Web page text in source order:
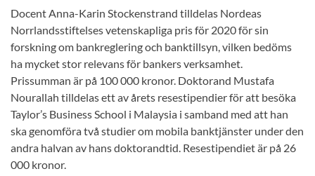
Docent Anna-Karin Stockenstrand tilldelas Nordeas
Norrlandsstiftelses vetenskapliga pris för 2020 för sin
forskning om bankreglering och banktillsyn, vilken bedöms
ha mycket stor relevans för bankers verksamhet.
Prissumman är på 100 000 kronor. Doktorand Mustafa
Nourallah tilldelas ett av årets resestipendier för att besöka
Taylor’s Business School i Malaysia i samband med att han
ska genomföra två studier om mobila banktjänster under den
andra halvan av hans doktorandtid. Resestipendiet är på 26
000 kronor.